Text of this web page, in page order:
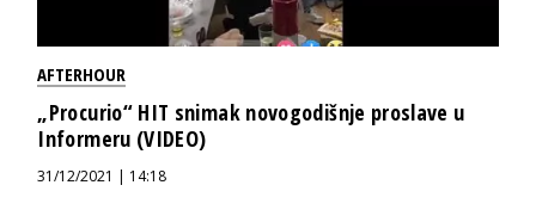
AFTERHOUR
„Procurio“ HIT snimak novogodišnje proslave u
Informeru (VIDEO)
31/12/2021 | 14:18